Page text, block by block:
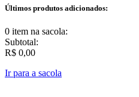
Últimos produtos adicionados:
0 item na sacola:
Subtotal:
R$ 0,00
Ir para a sacola